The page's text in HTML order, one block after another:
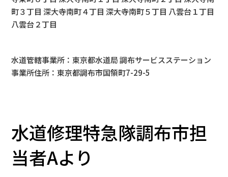
町３丁目 深大寺南町４丁目 深大寺南町５丁目 八雲台１丁目
八雲台２丁目
水道管轄事業所：東京都水道局 調布サービスステーション
事業所住所：東京都調布市国領町7-29-5
水道修理特急隊調布市担
当者Aより